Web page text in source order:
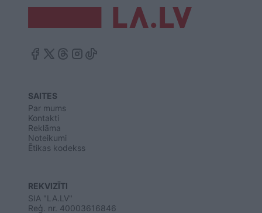
SAITES
Par mums
Kontakti
Reklāma
Noteikumi
Ētikas kodekss
REKVIZĪTI
SIA "LA.LV"
Reģ. nr. 40003616846